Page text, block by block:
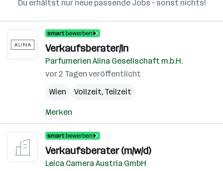
Du erhältst nur neue passende Jobs – sonst nichts!
Verkaufsberater/in
Parfumerien Alina Gesellschaft m.b.H.
vor 2 Tagen veröffentlicht
Wien
Vollzeit, Teilzeit
Merken
Verkaufsberater (m/w/d)
Leica Camera Austria GmbH